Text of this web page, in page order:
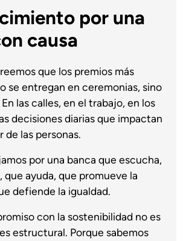
por una
causa
que los premios más
se entregan en ceremonias, sino
las calles, en el trabajo, en los
decisiones diarias que impactan
de las personas.
por una banca que escucha,
que ayuda, que promueve la
defiende la igualdad.
con la sostenibilidad no es
estructural. Porque sabemos